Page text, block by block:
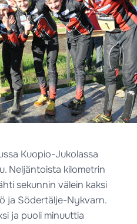
Kuopio-Jukolassa
Neljäntoista kilometrin
sekunnin välein kaksi
ja Södertälje-Nykvarn.
ja puoli minuuttia